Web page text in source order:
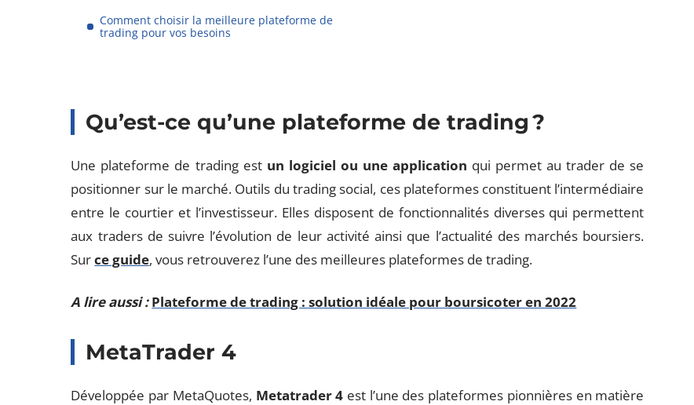
Comment choisir la meilleure plateforme de
trading pour vos besoins
Qu’est-ce qu’une plateforme de trading ?
Une plateforme de trading est un logiciel ou une application qui permet au trader de se
positionner sur le marché. Outils du trading social, ces plateformes constituent l’intermédiaire
entre le courtier et l’investisseur. Elles disposent de fonctionnalités diverses qui permettent
aux traders de suivre l’évolution de leur activité ainsi que l’actualité des marchés boursiers.
Surce guide, vous retrouverez l’une des meilleures plateformes de trading.
A lire aussi : Plateforme de trading : solution idéale pour boursicoter en 2022
MetaTrader 4
Développée par MetaQuotes, Metatrader 4 est l’une des plateformes pionnières en matière